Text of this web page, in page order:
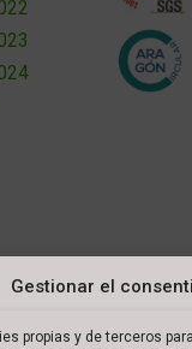
Gestionar el
propias y de terceros
Política de cookies